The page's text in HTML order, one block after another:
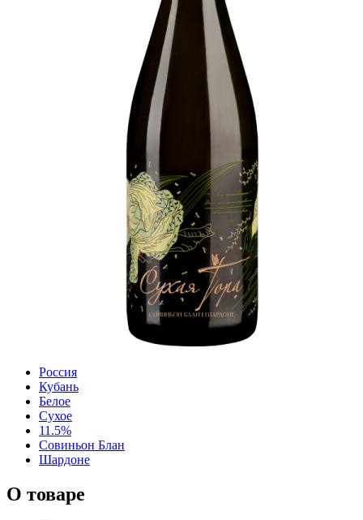
Россия
Кубань
Белое
Сухое
11.5%
Совиньон Блан
Шардоне
О товаре